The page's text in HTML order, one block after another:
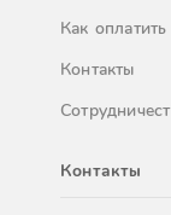
Как оплатить
Контакты
Контакты